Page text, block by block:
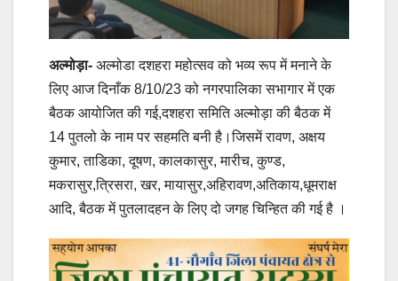
अल्मोड़ा- अल्मोडा दशहरा महोत्सव को भव्य रूप में मनाने के
लिए आज दिनाँक 8/10/23 को नगरपालिका सभागार में एक
बैठक आयोजित की गई,दशहरा समिति अल्मोड़ा की बैठक में
14 पुतलो के नाम पर सहमति बनी है।जिसमें रावण, अक्षय
कुमार, ताडिका, दूषण, कालकासुर, मारीच, कुण्ड,
मकरासुर,त्रिसरा, खर, मायासुर,अहिरावण,अतिकाय,धूमराक्ष
आदि, बैठक में पुतलादहन के लिए दो जगह चिन्हित की गई है ।